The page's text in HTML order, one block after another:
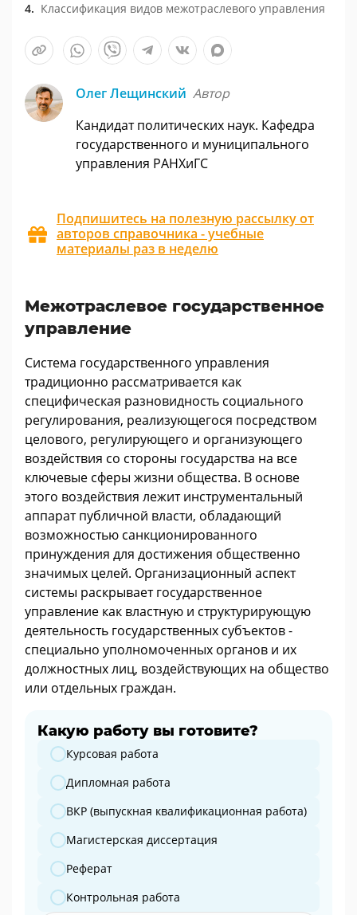
Классификация видов межотраслевого управления
Олег Лещинский Автор
Кандидат политических наук. Кафедра
государственного и муниципального
управления РАНХиГС
Подпишитесь на полезную рассылку от
авторов справочника - учебные
материалы раз в неделю
Межотраслевое государственное
управление
Система государственного управления
традиционно рассматривается как
специфическая разновидность социального
регулирования, реализующегося посредством
целового, регулирующего и организующего
воздействия со стороны государства на все
ключевые сферы жизни общества. В основе
этого воздействия лежит инструментальный
аппарат публичной власти, обладающий
возможностью санкционированного
принуждения для достижения общественно
значимых целей. Организационный аспект
системы раскрывает государственное
управление как властную и структурирующую
деятельность государственных субъектов -
специально уполномоченных органов и их
должностных лиц, воздействующих на общество
или отдельных граждан.
Какую работу вы готовите?
Какую работу вы готовите?
Курсовая работа
Дипломная работа
ВКР (выпускная квалификационная работа)
Магистерская диссертация
Реферат
Контрольная работа